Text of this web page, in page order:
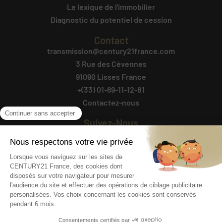
Le lexique de l'immobilier
Diagnostic du potentiel de cession
Contact
transmission@century21france.com
3 Rue des Cévennes
91090 Lisses France
+(33) 01-69-11-12-81
Contactez-nous
Suivez-Nous
Agencesimmobilieresavendre.fr
@ 2025 AGENCES